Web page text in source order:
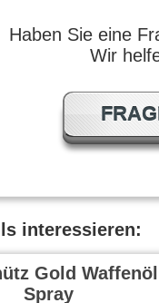
Haben Sie eine
Wir
interessieren:
Gold Waffenöl
Spray